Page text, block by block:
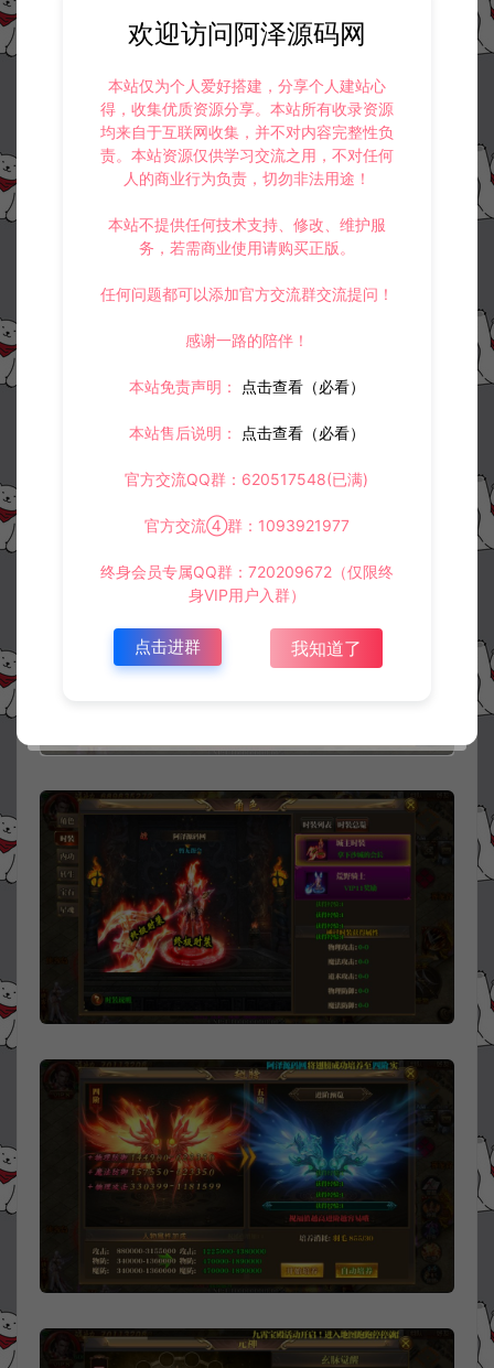
欢迎访问阿泽源码网
本站仅为个人爱好搭建，分享个人建站心
得，收集优质资源分享。本站所有收录资源
均来自于互联网收集，并不对内容完整性负
责。本站资源仅供学习交流之用，不对任何
人的商业行为负责，切勿非法用途！
本站不提供任何技术支持、修改、维护服
务，若需商业使用请购买正版。
任何问题都可以添加官方交流群交流提问！
感谢一路的陪伴！
本站免责声明： 点击查看（必看）
本站售后说明： 点击查看（必看）
官方交流QQ群：620517548(已满)
官方交流④群：1093921977
终身会员专属QQ群：720209672（仅限终
身VIP用户入群）
点击进群 我知道了